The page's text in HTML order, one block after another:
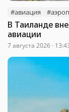
#авиация
В Таиланде
авиации
7 августа 2026 ·